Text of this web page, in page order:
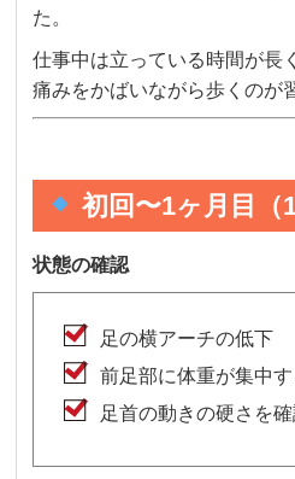
た。
仕事中は立っている時間が長
痛みをかばいながら歩くのが
初回〜1ヶ月目（
状態の確認
足の横アーチの低下
前足部に体重が集中
足首の動きの硬さを